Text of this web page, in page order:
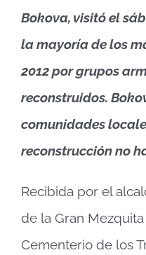
Bokova, visitó el
la mayoría de los
2012 por grupos
reconstruidos.
comunidades
reconstrucción no
Recibida por el
de la Gran
Cementerio de los